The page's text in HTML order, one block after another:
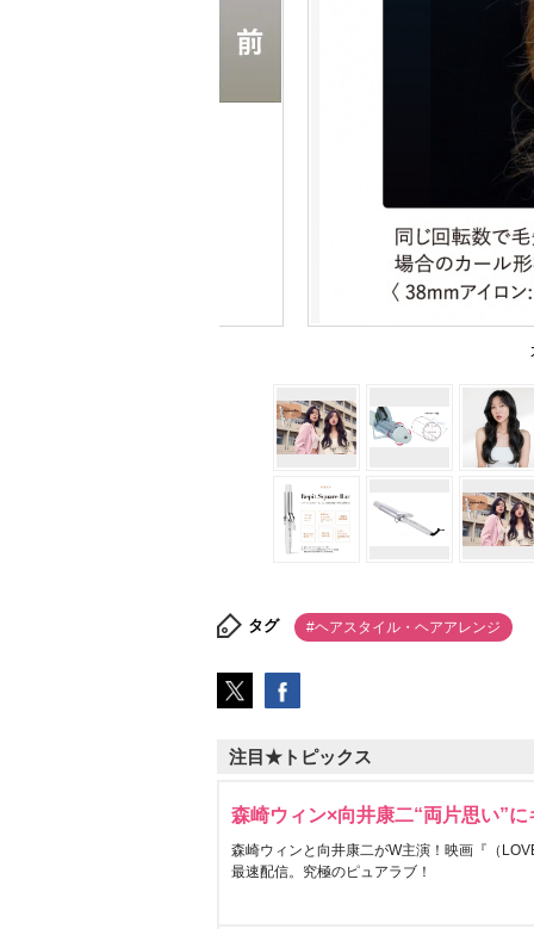
タグ #ヘアスタイル・ヘアアレンジ
注目★トピックス
森崎ウィン×向井康二“両片思い”
森崎ウィンと向井康二がW主演！映画『（
最速配信。究極のピュアラブ！